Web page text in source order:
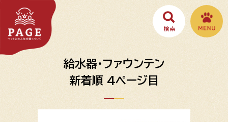
給水器・ファウンテン
新着順 4ページ目